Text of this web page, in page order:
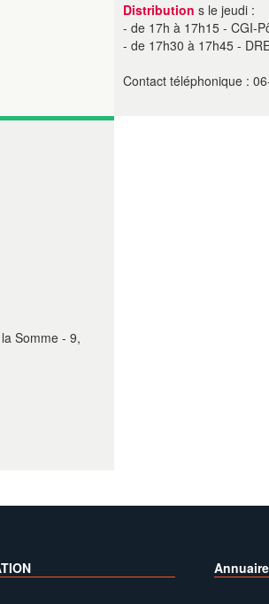
Distribution s le jeudi :
- de 17h à 17h15 - CGI-
- de 17h30 à 17h45 -
Contact téléphonique :
Somme - 9,